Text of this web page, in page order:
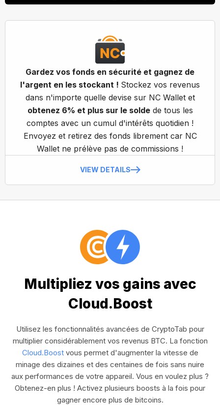
Gardez vos fonds en sécurité et gagnez de
l'argent en les stockant ! Stockez vos revenus
dans n'importe quelle devise sur NC Wallet et
obtenez 6% et plus sur le soldede tous les
comptes avec un cumul d'intérêts quotidien !
Envoyez et retirez des fonds librement car NC
Wallet ne prélève pas de commissions !
VIEW DETAILS
Multipliez vos gains avec
Cloud.Boost
Utilisez les fonctionnalités avancées de CryptoTab pour
multiplier considérablement vos revenus BTC. La fonction
Cloud.Boostvous permet d'augmenter la vitesse de
minage des dizaines et des centaines de fois sans nuire
aux performances de votre appareil. Vous en voulez plus ?
Obtenez-en plus ! Activez plusieurs boosts à la fois pour
gagner encore plus de bitcoins.